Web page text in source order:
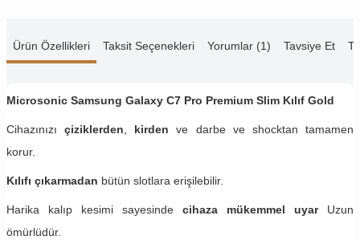
Ürün Özellikleri Taksit Seçenekleri Yorumlar (1) Tavsiye Et
Microsonic Samsung Galaxy C7 Pro ​ Premium Slim Kılıf Gold
Cihazınızıçiziklerden kirdenve darbe ve shocktan tamamen
korur.
Kılıfı çıkarmadan bütün slotlara erişilebilir.
Harika kalıp kesimi sayesinde cihaza mükemmel uyar Uzun
ömürlüdür.